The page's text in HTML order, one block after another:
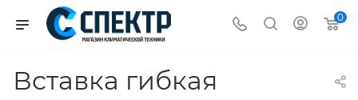
0
Вставка гибкая